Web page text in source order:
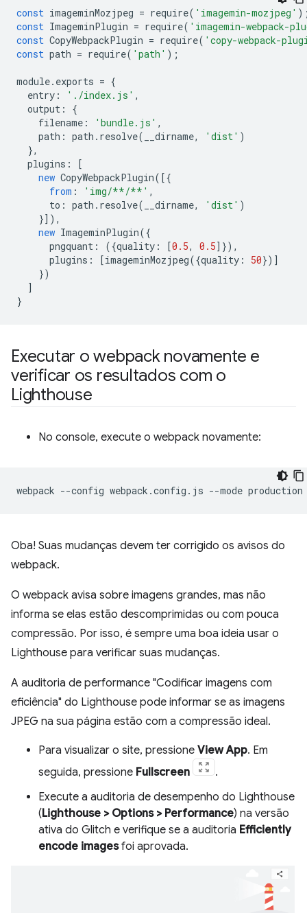
const imageminMozjpeg = require( 'imagemin-mozjpeg'
const ImageminPlugin = require( 'imagemin-webpack-
const CopyWebpackPlugin = require( 'copy-webpack-
const path = require( 'path' );
module. exports = {
entry : './index.js' ,
output :
{
filename : 'bundle.js' ,
path : path . resolve( __dirname, 'dist' )
},
plugins :
[
new CopyWebpackPlugin([{
from : 'img/**/**' ,
to : path . resolve( __dirname, 'dist' )
}]),
new ImageminPlugin({
pngquant : ({quality : [0.5, 0.5]}),
plugins : [imageminMozjpeg({quality : 50})]
})
]
}
Executar o webpack novamente e
verificar os resultados com o
Lighthouse
No console, execute o webpack novamente:
webpack --config webpack.config.js --mode
Oba! Suas mudanças devem ter corrigido os avisos do
webpack.
O webpack avisa sobre imagens grandes, mas não
informa se elas estão descomprimidas ou com pouca
compressão. Por isso, é sempre uma boa ideia usar o
Lighthouse para verificar suas mudanças.
A auditoria de performance "Codificar imagens com
eficiência" do Lighthouse pode informar se as imagens
JPEG na sua página estão com a compressão ideal.
Para visualizar o site, pressione View App. Em
seguida, pressione Fullscreen
.
Execute a auditoria de desempenho do Lighthouse
(Lighthouse > Options > Performance) na versão
ativa do Glitch e verifique se a auditoria Efficiently
encode imagesfoi aprovada.